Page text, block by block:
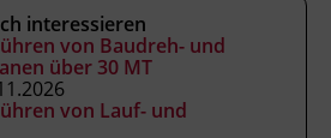
als ermächtigte
gemäß § 63
(BGBl. Nr.
Fassung).
interessieren
von Baudreh- und
über 30 MT
von Lauf- und